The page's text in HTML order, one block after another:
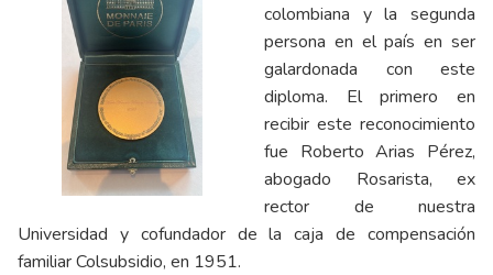
colombiana y la segunda
persona en el país en ser
galardonada con este
diploma. El primero en
recibir este reconocimiento
fue Roberto Arias Pérez,
abogado Rosarista, ex
rector de nuestra
Universidad y cofundador de la caja de compensación
familiar Colsubsidio, en 1951.